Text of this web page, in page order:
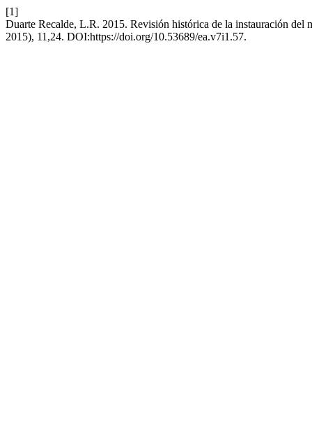
[1]
Duarte Recalde, L.R. 2015. Revisión histórica de la instauración del
2015), 11,24. DOI:https://doi.org/10.53689/ea.v7i1.57.